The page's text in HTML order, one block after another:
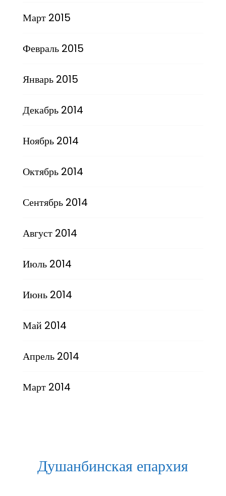
Март 2015
Февраль 2015
Январь 2015
Декабрь 2014
Ноябрь 2014
Октябрь 2014
Сентябрь 2014
Август 2014
Июль 2014
Июнь 2014
Май 2014
Апрель 2014
Март 2014
Душанбинская епархия